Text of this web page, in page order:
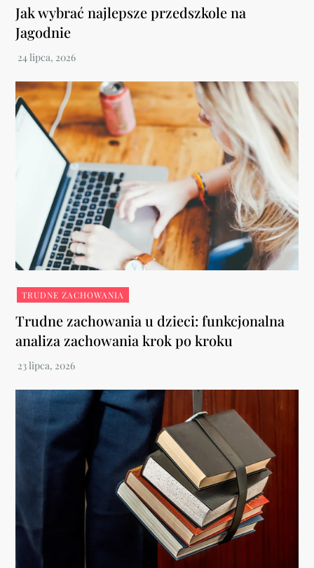
Jak wybrać najlepsze przedszkole na
Jagodnie
TRUDNE ZACHOWANIA
Trudne zachowania u dzieci: funkcjonalna
analiza zachowania krok po kroku